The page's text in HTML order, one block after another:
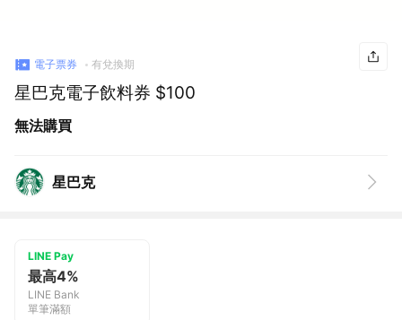
電子票券 有兌換期
星巴克電子飲料券 $100
無法購買
星巴克
LINE Pay
最高4%
LINE Bank
單筆滿額